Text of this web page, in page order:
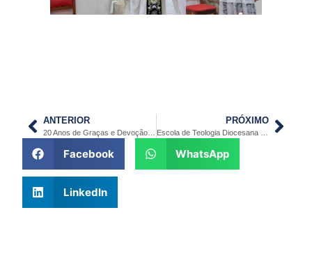
ANTERIOR PRÓXIMO
Facebook WhatsApp
LinkedIn